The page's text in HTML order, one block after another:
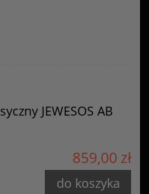
JEWESOS AB
859,00 zł
do koszyka